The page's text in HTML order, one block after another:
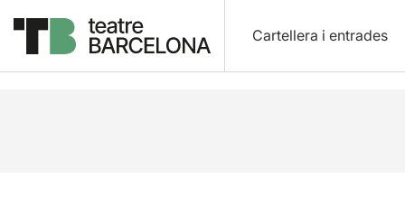
Cartellera i entrades